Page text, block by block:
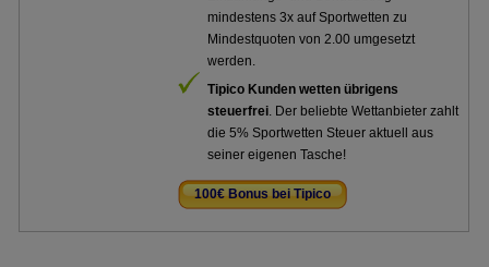
mindestens 3x auf Sportwetten zu
Mindestquoten von 2.00 umgesetzt
werden.
Tipico Kunden wetten übrigens
steuerfrei. Der beliebte Wettanbieter zahlt
die 5% Sportwetten Steuer aktuell aus
seiner eigenen Tasche!
100€ Bonus bei Tipico